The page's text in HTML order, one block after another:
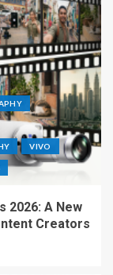
VIVO
2026: A New
Creators